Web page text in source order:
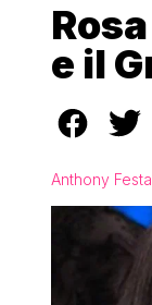
e il
Anthony Festa